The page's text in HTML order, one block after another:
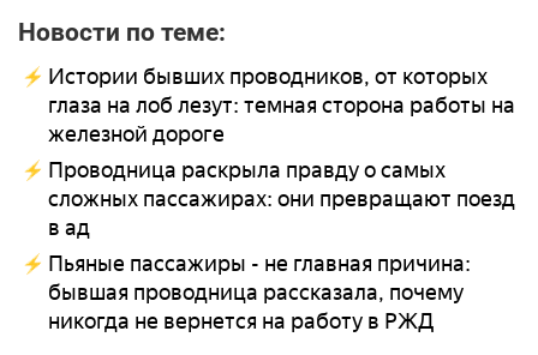
Новости по теме:
Истории бывших проводников, от которых
глаза на лоб лезут: темная сторона работы на
железной дороге
Проводница раскрыла правду о самых
сложных пассажирах: они превращают поезд
в ад
Пьяные пассажиры - не главная причина:
бывшая проводница рассказала, почему
никогда не вернется на работу в РЖД